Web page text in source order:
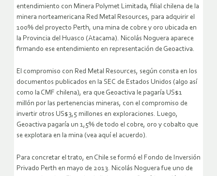
entendimiento con Minera Polymet Limitada, filial chilena de la
minera norteamericana Red Metal Resources, para adquirir el
100% del proyecto Perth, una mina de cobre y oro ubicada en
la Provincia del Huasco (Atacama). Nicolás Noguera aparece
firmando ese entendimiento en representación de Geoactiva.
El compromiso con Red Metal Resources, según consta en los
documentos publicados en la SEC de Estados Unidos (algo así
como la CMF chilena), era que Geoactiva le pagaría US$1
millón por las pertenencias mineras, con el compromiso de
invertir otros US$3,5 millones en exploraciones. Luego,
Geoactiva pagaría un 1,5% de todo el cobre, oro y cobalto que
se explotara en la mina (vea aquí el acuerdo).
Para concretar el trato, en Chile se formó el Fondo de Inversión
Privado Perth en mayo de 2013. Nicolás Noguera fue uno de